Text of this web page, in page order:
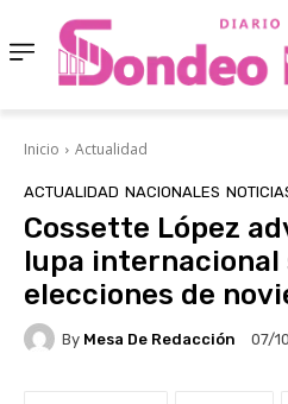
Inicio Actualidad
ACTUALIDAD NACIONALES
Cossette López
lupa internacional
elecciones de
By Mesa De Redacción 07/